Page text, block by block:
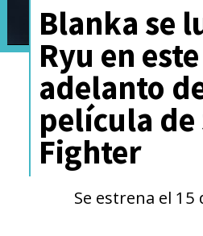
jugadas rápidas,
especiales,
supertiros
directamente en
Además,los
un rol más
a un nuevo
Blanka se
Ryu en este
adelanto
película
Fighter
Se estrena el 15